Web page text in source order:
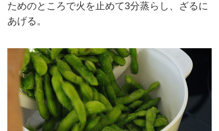
ためのところで火を止めて3分蒸らし、ざるに
あげる。